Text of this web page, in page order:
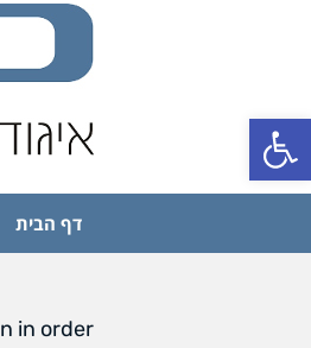
פתח סרגל נגישות
דף הבית
in order